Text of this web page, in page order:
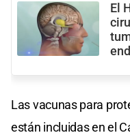
El
Las vacunas para
están incluidas en el